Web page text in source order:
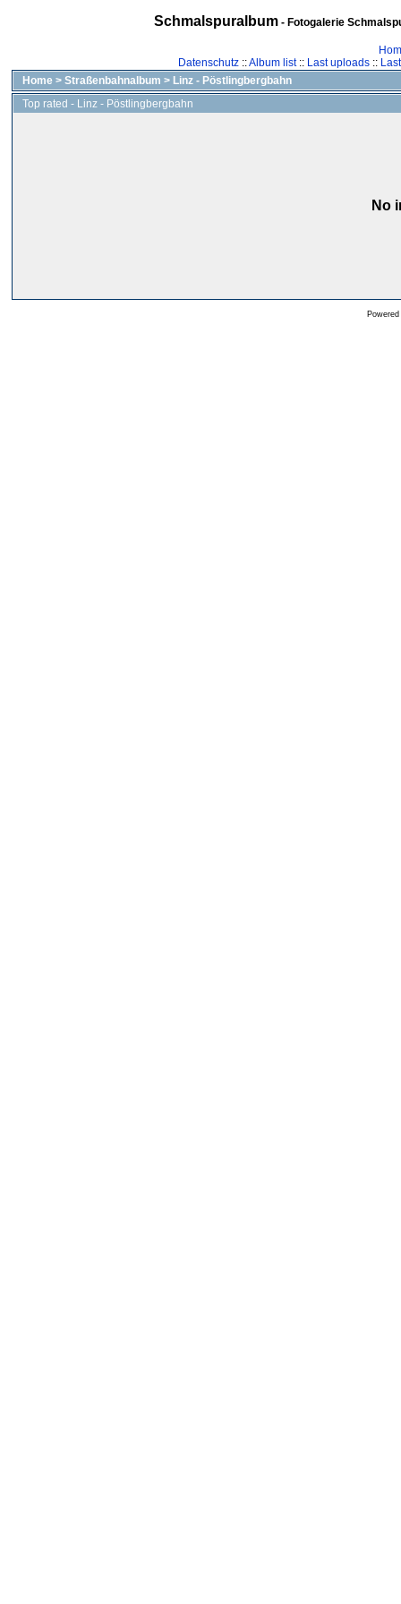
Schmalspuralbum- Fotogalerie
Datenschutz::Album list:: Last uploads::
Home > Straßenbahnalbum > Linz - Pöstlingbergbahn
Top rated - Linz - Pöstlingbergbahn
No